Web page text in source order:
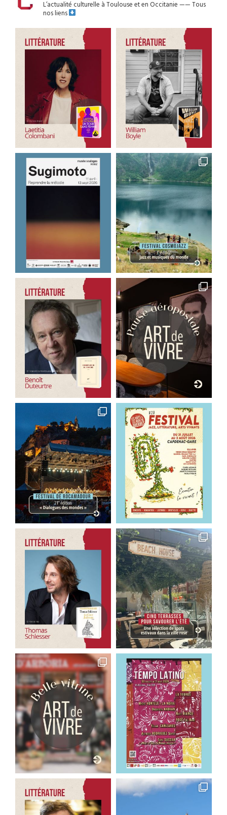
L’actualité culturelle à Toulouse et en Occitanie——Tous
nos liens